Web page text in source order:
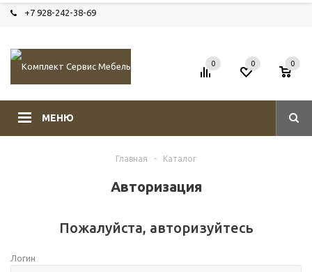
+7 928-242-38-69
МЕНЮ
0 0 0
Главная - Каталог
Авторизация
Пожалуйста, авторизуйтесь
Логин